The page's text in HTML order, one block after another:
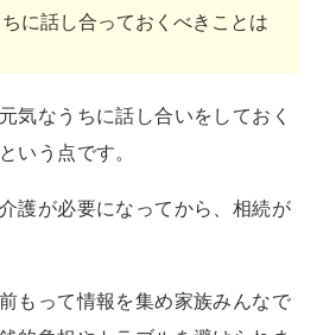
に話し合っておくべきことは
気なうちに話し合いをしておく
いう点です。
護が必要になってから、相続が
もって情報を集め家族みんなで